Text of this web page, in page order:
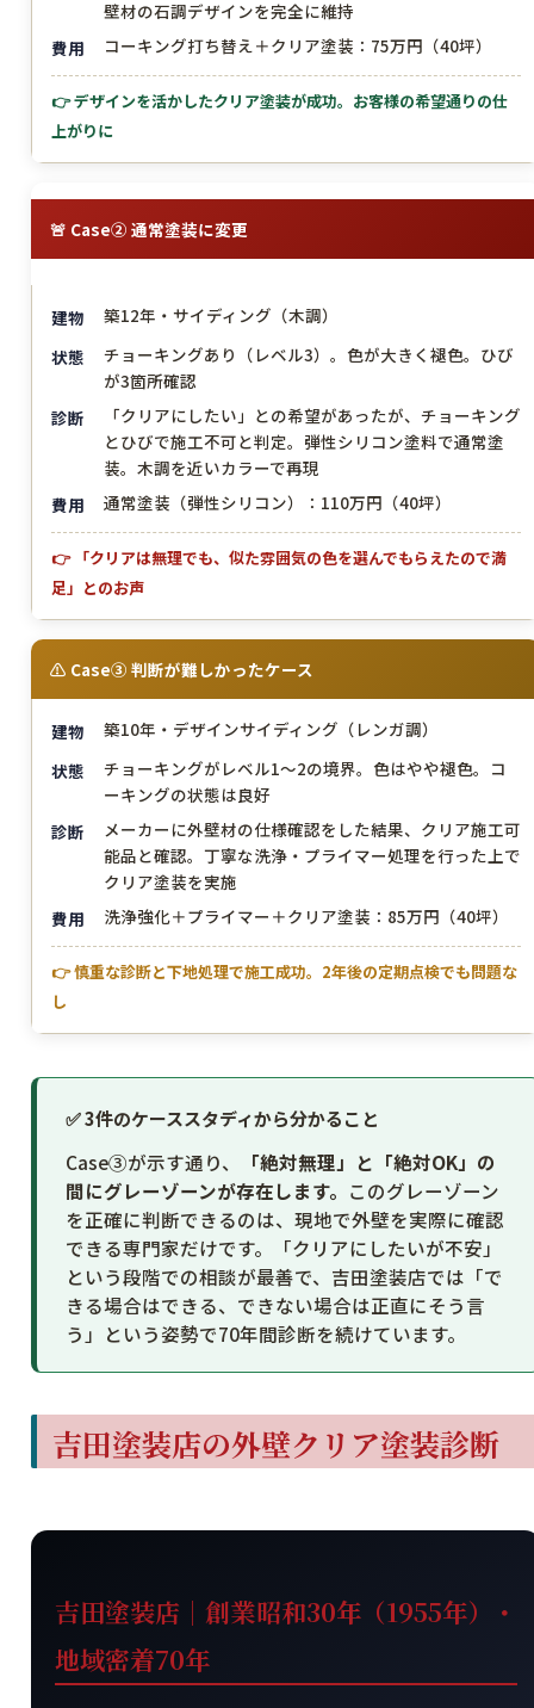
壁材の石調デザインを完全に維持
費用
コーキング打ち替え＋クリア塗装：75万円（40坪）
👉 デザインを活かしたクリア塗装が成功。お客様の希望通りの仕
上がりに
🚨 Case② 通常塗装に変更
建物
築12年・サイディング（木調）
状態
チョーキングあり（レベル3）。色が大きく褪色。ひび
が3箇所確認
診断
「クリアにしたい」との希望があったが、チョーキング
とひびで施工不可と判定。弾性シリコン塗料で通常塗
装。木調を近いカラーで再現
費用
通常塗装（弾性シリコン）：110万円（40坪）
👉 「クリアは無理でも、似た雰囲気の色を選んでもらえたので満
足」とのお声
⚠ Case③ 判断が難しかったケース
建物
築10年・デザインサイディング（レンガ調）
状態
チョーキングがレベル1〜2の境界。色はやや褪色。コ
ーキングの状態は良好
診断
メーカーに外壁材の仕様確認をした結果、クリア施工可
能品と確認。丁寧な洗浄・プライマー処理を行った上で
クリア塗装を実施
費用
洗浄強化＋プライマー＋クリア塗装：85万円（40坪）
👉 慎重な診断と下地処理で施工成功。2年後の定期点検でも問題な
し
✅ 3件のケーススタディから分かること
Case③が示す通り、
「絶対無理」と「絶対OK」の
間にグレーゾーンが存在します。 このグレーゾーン
を正確に判断できるのは、現地で外壁を実際に確認
できる専門家だけです。「クリアにしたいが不安」
という段階での相談が最善で、吉田塗装店では「で
きる場合はできる、できない場合は正直にそう言
う」という姿勢で70年間診断を続けています。
吉田塗装店の外壁クリア塗装診断
吉田塗装店｜創業昭和30年（1955年）・
地域密着70年